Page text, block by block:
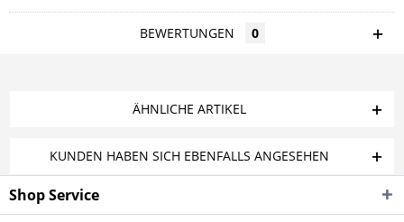
BEWERTUNGEN 0
ÄHNLICHE ARTIKEL
KUNDEN HABEN SICH EBENFALLS ANGESEHEN
Shop Service